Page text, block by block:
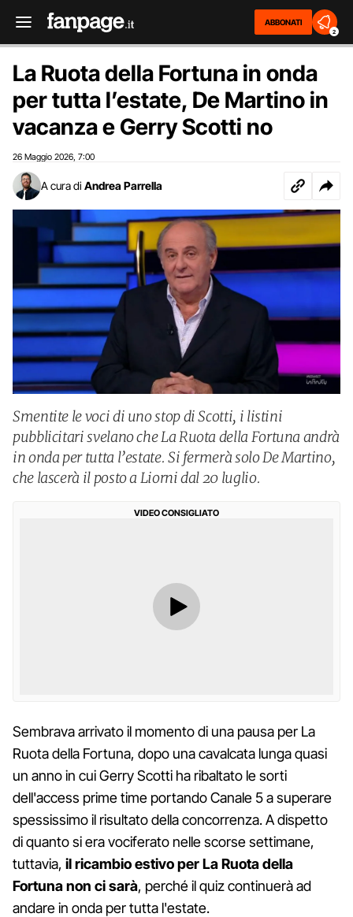
ABBONATI
2
La Ruota della Fortuna in onda
per tutta l’estate, De Martino in
vacanza e Gerry Scotti no
26 Maggio 2026 7:00
A cura di Andrea Parrella
Smentite le voci di uno stop di Scotti, i listini
pubblicitari svelano che La Ruota della Fortuna andrà
in onda per tutta l’estate. Si fermerà solo De Martino,
che lascerà il posto a Liorni dal 20 luglio.
VIDEO CONSIGLIATO
Sembrava arrivato il momento di una pausa per La
Ruota della Fortuna, dopo una cavalcata lunga quasi
un anno in cui Gerry Scotti ha ribaltato le sorti
dell'access prime time portando Canale 5 a superare
spessissimo il risultato della concorrenza. A dispetto
di quanto si era vociferato nelle scorse settimane,
tuttavia, il ricambio estivo per La Ruota della
Fortuna non ci sarà, perché il quiz continuerà ad
andare in onda per tutta l'estate.